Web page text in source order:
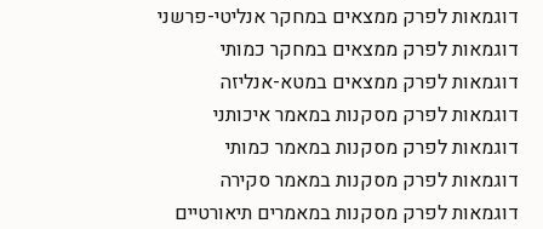
דוגמאות לפרק ממצאים במחקר אנליטי-פרשני
דוגמאות לפרק ממצאים במחקר כמותי
דוגמאות לפרק ממצאים במטא-אנליזה
דוגמאות לפרק מסקנות במאמר איכותני
דוגמאות לפרק מסקנות במאמר כמותי
דוגמאות לפרק מסקנות במאמר סקירה
דוגמאות לפרק מסקנות במאמרים תיאורטיים